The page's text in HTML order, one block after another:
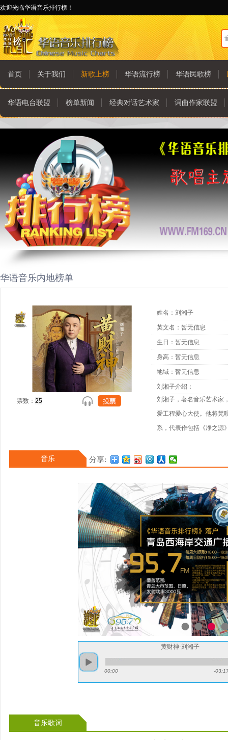
欢迎光临华语音乐排行榜！
首页 关于我们 新歌上榜 华语流行榜 华语民歌榜
华语电台联盟 榜单新闻 经典对话艺术家 词曲作家联盟
华语音乐内地榜单
票数：
姓名：刘湘子
英文名：暂无信息
生日：暂无信息
身高：暂无信息
地域：暂无信息
刘湘子介绍：
刘湘子，著名音乐艺术家
爱工程爱心大使。他将梵
系，代表作包括《净之源
为“东方天籁”，曾赴哈佛
音乐 分享:
黄财神-刘湘子
00:00 -
音乐歌词